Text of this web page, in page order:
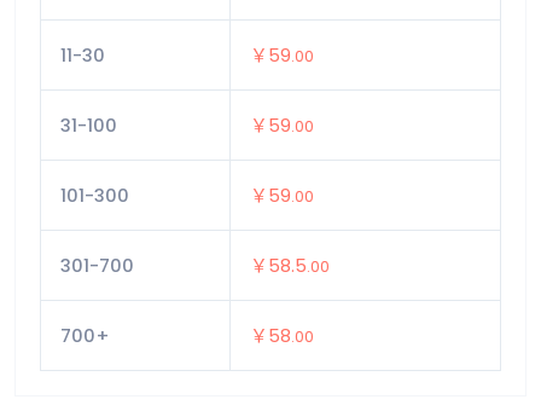
11-30 ￥59.00
31-100 ￥59.00
101-300 ￥59.00
301-700 ￥58.5.00
700+ ￥58.00